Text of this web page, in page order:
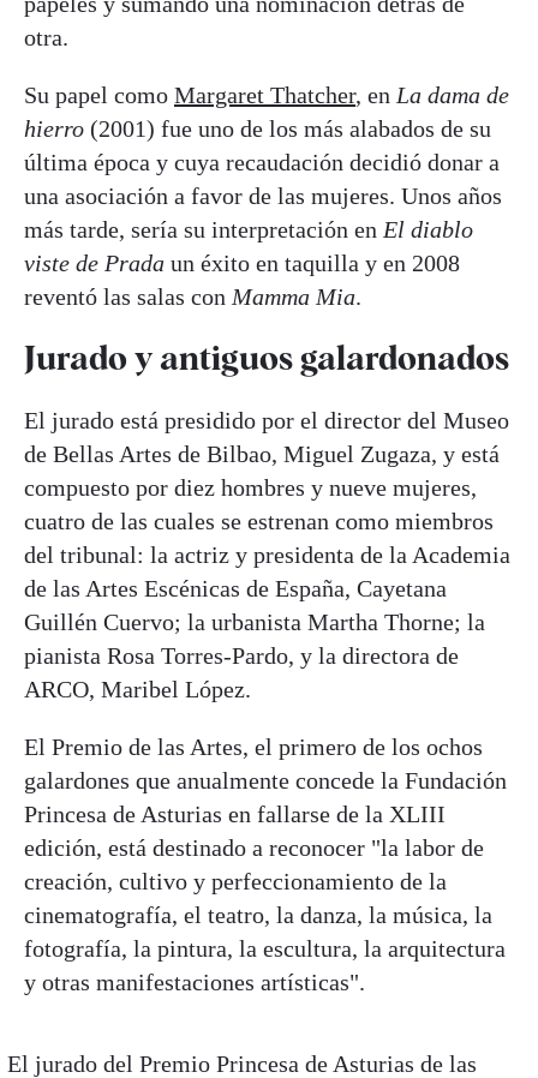
otra.
Su papel como Margaret Thatcher, en La dama de
hierro (2001) fue uno de los más alabados de su
última época y cuya recaudación decidió donar a
una asociación a favor de las mujeres. Unos años
más tarde, sería su interpretación en El diablo
viste de Prada un éxito en taquilla y en 2008
reventó las salas con Mamma Mia.
Jurado y antiguos galardonados
El jurado está presidido por el director del Museo
de Bellas Artes de Bilbao, Miguel Zugaza, y está
compuesto por diez hombres y nueve mujeres,
cuatro de las cuales se estrenan como miembros
del tribunal: la actriz y presidenta de la Academia
de las Artes Escénicas de España, Cayetana
Guillén Cuervo; la urbanista Martha Thorne; la
pianista Rosa Torres-Pardo, y la directora de
ARCO, Maribel López.
El Premio de las Artes, el primero de los ochos
galardones que anualmente concede la Fundación
Princesa de Asturias en fallarse de la XLIII
edición, está destinado a reconocer "la labor de
creación, cultivo y perfeccionamiento de la
cinematografía, el teatro, la danza, la música, la
fotografía, la pintura, la escultura, la arquitectura
y otras manifestaciones artísticas".
El jurado del Premio Princesa de Asturias de las